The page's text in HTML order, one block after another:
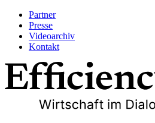
Partner
Presse
Videoarchiv
Kontakt